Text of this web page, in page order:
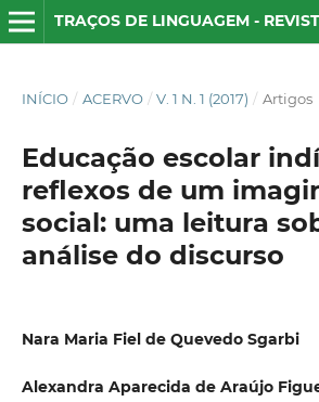
INÍCIO / ACERVO / V. 1 N. 1 (2017) / Artigos
Educação escolar
reflexos de um
social: uma leitura
análise do discurso
Nara Maria Fiel de Quevedo Sgarbi
Alexandra Aparecida de Araújo